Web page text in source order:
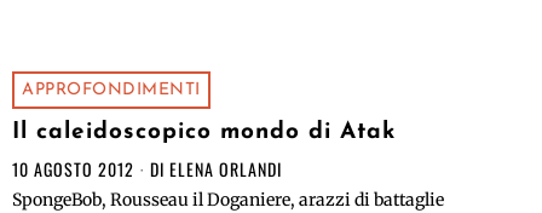
APPROFONDIMENTI
Il caleidoscopico mondo di Atak
10 AGOSTO 2012 DI ELENA ORLANDI
SpongeBob, Rousseau il Doganiere, arazzi di battaglie